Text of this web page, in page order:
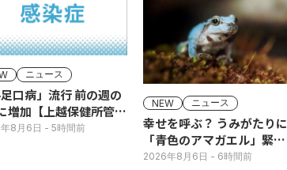
ニュース
口病」流行 前の週の
増加【上越保健所管
8月6日 - 5時間前
NEW ニュース
幸せを呼ぶ？ うみがたりに
「青色のアマガエル」緊急
展示
2026年8月6日 - 6時間前